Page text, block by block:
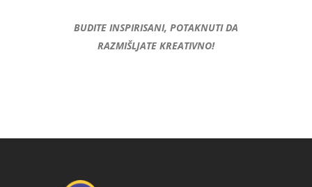
BUDITE INSPIRISANI, POTAKNUTI DA
RAZMIŠLJATE KREATIVNO!